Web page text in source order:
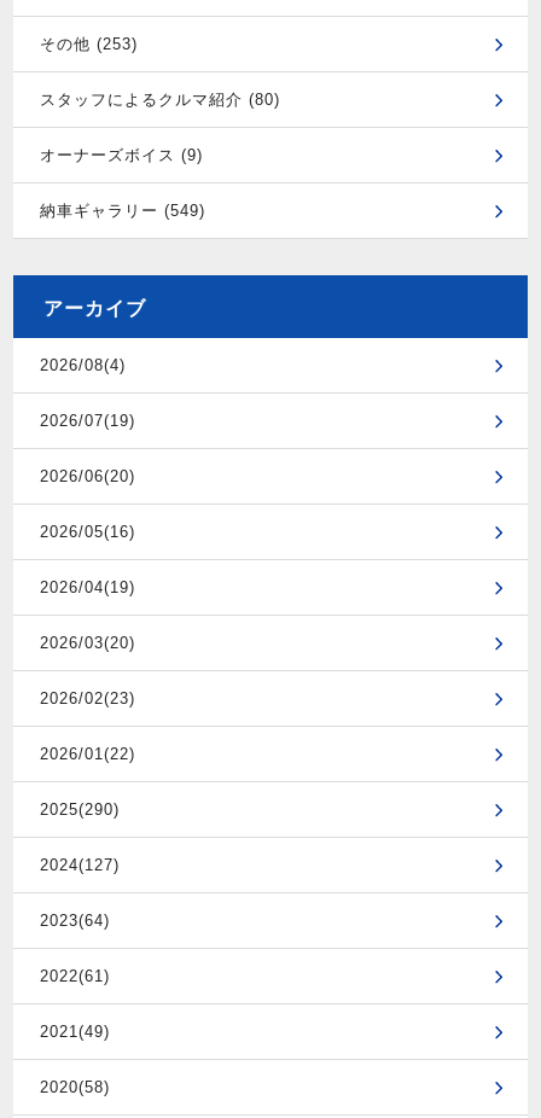
その他 (253)
スタッフによるクルマ紹介 (80)
オーナーズボイス (9)
納車ギャラリー (549)
アーカイブ
2026/08(4)
2026/07(19)
2026/06(20)
2026/05(16)
2026/04(19)
2026/03(20)
2026/02(23)
2026/01(22)
2025(290)
2024(127)
2023(64)
2022(61)
2021(49)
2020(58)